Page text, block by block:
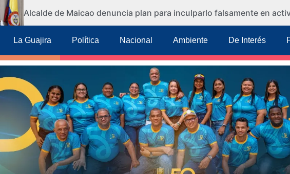
Alcalde de Maicao denuncia plan para inculparlo falsamente en
La Guajira Política Nacional Ambiente De Interés